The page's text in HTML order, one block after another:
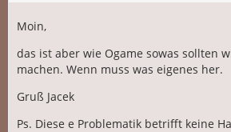
Moin,
das ist aber wie Ogame sowas sollten
machen. Wenn muss was eigenes her.
Gruß Jacek
Ps. Diese e Problematik betrifft keine